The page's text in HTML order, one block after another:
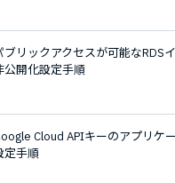
ブリックアクセスが可能なRDS
公開化設定手順
Cloud APIキーのアプリケ
定手順